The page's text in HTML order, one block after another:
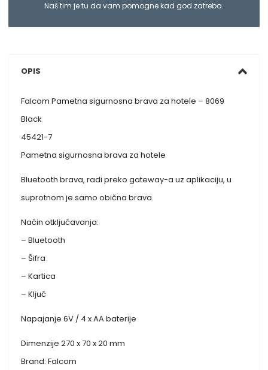
Naš tim je tu da vam pomogne kad god zatreba.
OPIS
Falcom Pametna sigurnosna brava za hotele – 8069
Black
45421-7
Pametna sigurnosna brava za hotele
Bluetooth brava, radi preko gateway-a uz aplikaciju, u
suprotnom je samo obična brava.
Način otključavanja:
– Bluetooth
– Šifra
– Kartica
– Ključ
Napajanje 6V / 4 x AA baterije
Dimenzije 270 x 70 x 20 mm
Brand: Falcom